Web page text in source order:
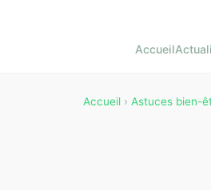
Accueil
Accueil › Astuces bien-